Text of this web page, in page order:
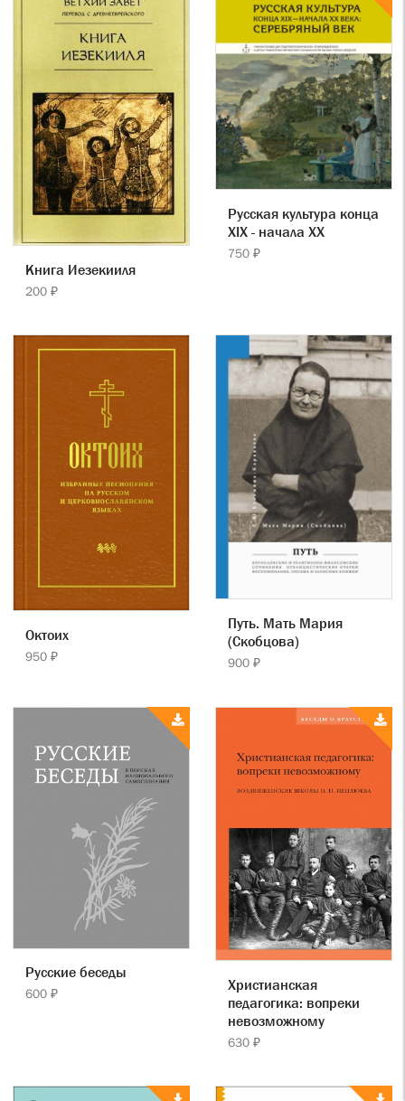
Книга Иезекииля
200 ₽
Русская культура конца
XIX - начала XX
750 ₽
Октоих
950 ₽
Путь. Мать Мария
(Скобцова)
900 ₽
Русские беседы
600 ₽
Христианская
педагогика: вопреки
невозможному
630 ₽